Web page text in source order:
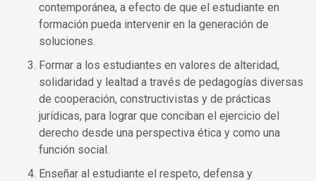
contemporánea, a efecto de que el estudiante en
formación pueda intervenir en la generación de
soluciones.
Formar a los estudiantes en valores de alteridad,
solidaridad y lealtad a través de pedagogías diversas
de cooperación, constructivistas y de prácticas
jurídicas, para lograr que conciban el ejercicio del
derecho desde una perspectiva ética y como una
función social.
Enseñar al estudiante el respeto, defensa y